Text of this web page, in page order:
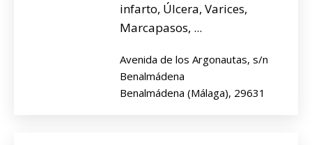
infarto, Úlcera, Varices,
Marcapasos, ...
Avenida de los Argonautas, s/n
Benalmádena
Benalmádena (Málaga), 29631